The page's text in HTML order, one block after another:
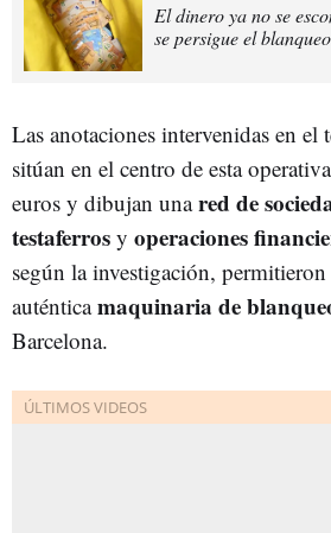
El dinero ya no se
se persigue el
Las anotaciones intervenidas en el
sitúan en el centro de esta
euros y dibujan unared de
testaferros y operaciones
según la investigación,
auténticamaquinaria de
Barcelona.